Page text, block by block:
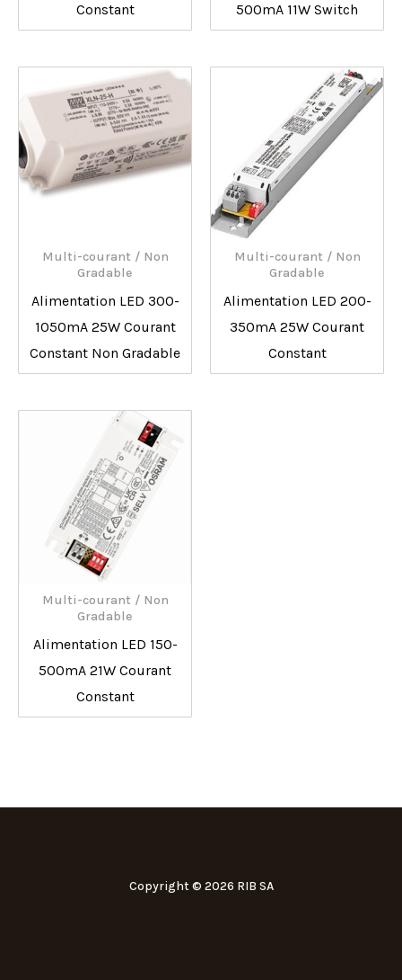
Constant
500mA 11W Switch
Multi-courant / Non
Gradable
Alimentation LED 300-
1050mA 25W Courant
Constant Non Gradable
Multi-courant / Non
Gradable
Alimentation LED 200-
350mA 25W Courant
Constant
Multi-courant / Non
Gradable
Alimentation LED 150-
500mA 21W Courant
Constant
Copyright © 2026 RIB SA